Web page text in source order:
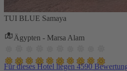
TUI BLUE Samaya
Ägypten - Marsa Alam
Für dieses Hotel liegen 4590